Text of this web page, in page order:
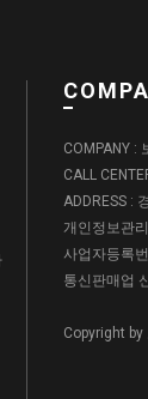
COMPANY :
CALL
ADDRESS :
개인정보관
사업자등록
통신판매업
Copyright